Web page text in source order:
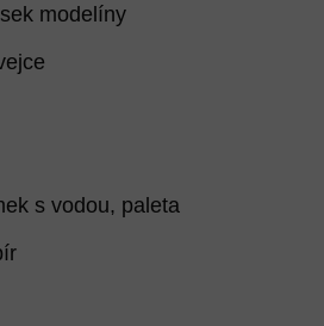
modelíny
s vodou, paleta